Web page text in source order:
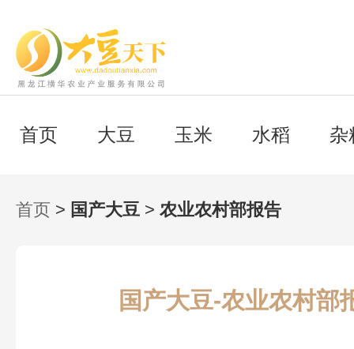
首页 大豆 玉米 水稻 杂
首页 > 国产大豆 > 农业农村部报告
国产大豆-农业农村部